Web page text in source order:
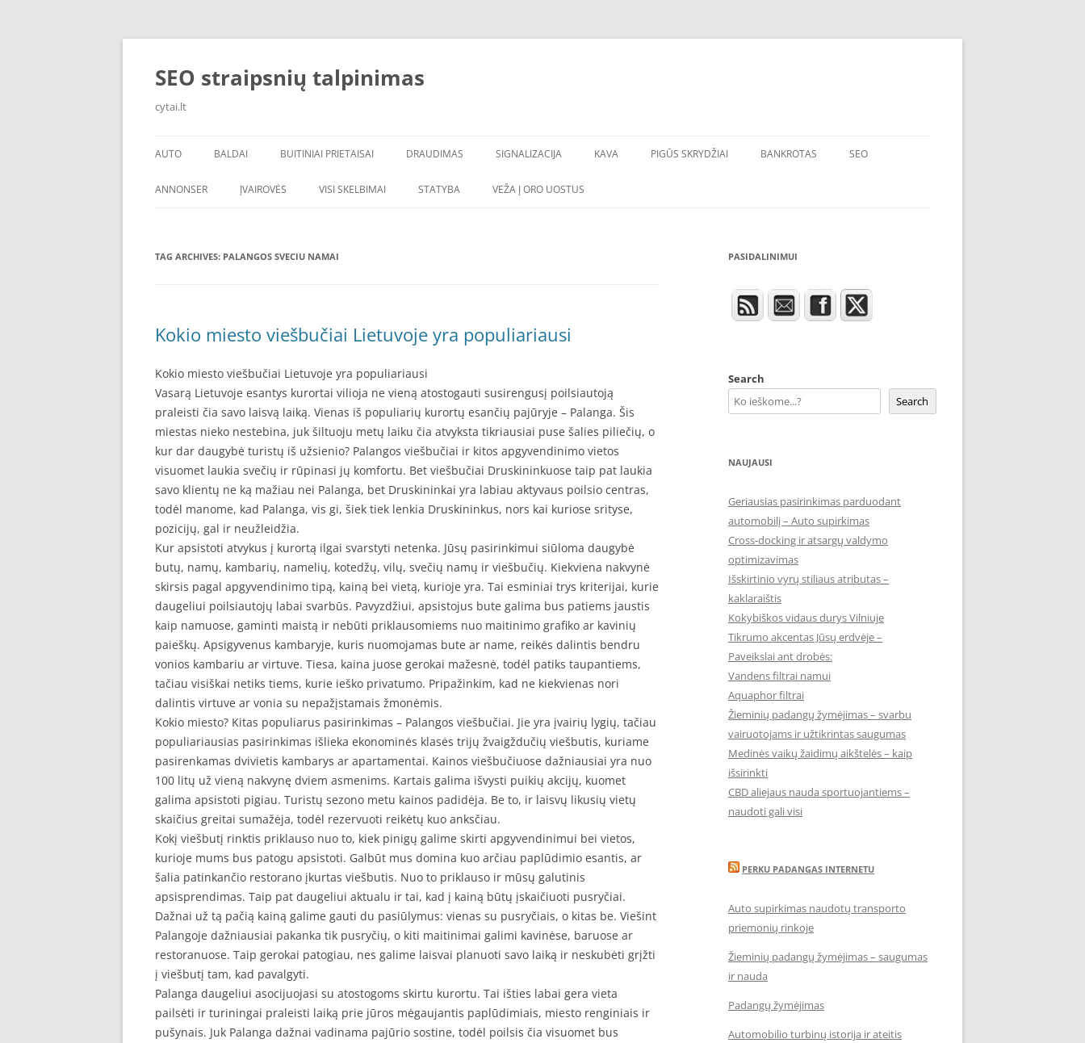
Skip
SEO straipsnių talpinimas
cytai.lt
AUTO
PADANGOS
BALDAI BUITINIAI PRIETAISAI DRAUDIMAS SIGNALIZACIJA KAVA PIGŪS SKRYDŽIAI BANKROTAS SEO
ANNONSER ĮVAIROVĖS VISI SKELBIMAI STATYBA VEŽA Į ORO UOSTUS
TAG ARCHIVES: PALANGOS SVECIU NAMAI
Kokio miesto viešbučiai Lietuvoje yra populiariausi
Kokio miesto viešbučiai Lietuvoje yra populiariausi
Vasarą Lietuvoje esantys kurortai vilioja ne vieną atostogauti susirengusį poilsiautoją
praleisti čia savo laisvą laiką. Vienas iš populiarių kurortų esančių pajūryje – Palanga. Šis
miestas nieko nestebina, juk šiltuoju metų laiku čia atvyksta tikriausiai puse šalies piliečių, o
kur dar daugybė turistų iš užsienio? Palangos viešbučiai ir kitos apgyvendinimo vietos
visuomet laukia svečių ir rūpinasi jų komfortu. Bet viešbučiai Druskininkuose taip pat laukia
savo klientų ne ką mažiau nei Palanga, bet Druskininkai yra labiau aktyvaus poilsio centras,
todėl manome, kad Palanga, vis gi, šiek tiek lenkia Druskininkus, nors kai kuriose srityse,
pozicijų, gal ir neužleidžia.
Kur apsistoti atvykus į kurortą ilgai svarstyti netenka. Jūsų pasirinkimui siūloma daugybė
butų, namų, kambarių, namelių, kotedžų, vilų, svečių namų ir viešbučių. Kiekviena nakvynė
skirsis pagal apgyvendinimo tipą, kainą bei vietą, kurioje yra. Tai esminiai trys kriterijai, kurie
daugeliui poilsiautojų labai svarbūs. Pavyzdžiui, apsistojus bute galima bus patiems jaustis
kaip namuose, gaminti maistą ir nebūti priklausomiems nuo maitinimo grafiko ar kavinių
paieškų. Apsigyvenus kambaryje, kuris nuomojamas bute ar name, reikės dalintis bendru
vonios kambariu ar virtuve. Tiesa, kaina juose gerokai mažesnė, todėl patiks taupantiems,
tačiau visiškai netiks tiems, kurie ieško privatumo. Pripažinkim, kad ne kiekvienas nori
dalintis virtuve ar vonia su nepažįstamais žmonėmis.
Kokio miesto? Kitas populiarus pasirinkimas – Palangos viešbučiai. Jie yra įvairių lygių, tačiau
populiariausias pasirinkimas išlieka ekonominės klasės trijų žvaigždučių viešbutis, kuriame
pasirenkamas dvivietis kambarys ar apartamentai. Kainos viešbučiuose dažniausiai yra nuo
100 litų už vieną nakvynę dviem asmenims. Kartais galima išvysti puikių akcijų, kuomet
galima apsistoti pigiau. Turistų sezono metu kainos padidėja. Be to, ir laisvų likusių vietų
skaičius greitai sumažėja, todėl rezervuoti reikėtų kuo anksčiau.
Kokį viešbutį rinktis priklauso nuo to, kiek pinigų galime skirti apgyvendinimui bei vietos,
kurioje mums bus patogu apsistoti. Galbūt mus domina kuo arčiau paplūdimio esantis, ar
šalia patinkančio restorano įkurtas viešbutis. Nuo to priklauso ir mūsų galutinis
apsisprendimas. Taip pat daugeliui aktualu ir tai, kad į kainą būtų įskaičiuoti pusryčiai.
Dažnai už tą pačią kainą galime gauti du pasiūlymus: vienas su pusryčiais, o kitas be. Viešint
Palangoje dažniausiai pakanka tik pusryčių, o kiti maitinimai galimi kavinėse, baruose ar
restoranuose. Taip gerokai patogiau, nes galime laisvai planuoti savo laiką ir neskubėti grįžti
į viešbutį tam, kad pavalgyti.
Palanga daugeliui asocijuojasi su atostogoms skirtu kurortu. Tai išties labai gera vieta
pailsėti ir turiningai praleisti laiką prie jūros mėgaujantis paplūdimiais, miesto renginiais ir
pušynais. Juk Palanga dažnai vadinama pajūrio sostine, todėl poilsis čia visuomet bus
PASIDALINIMUI
Search
Search
NAUJAUSI
Geriausias pasirinkimas parduodant
automobilį – Auto supirkimas
Cross-docking ir atsargų valdymo
optimizavimas
Išskirtinio vyrų stiliaus atributas –
kaklaraištis
Kokybiškos vidaus durys Vilniuje
Tikrumo akcentas Jūsų erdvėje –
Paveikslai ant drobės:
Vandens filtrai namui
Aquaphor filtrai
Žieminių padangų žymėjimas – svarbu
vairuotojams ir užtikrintas saugumas
Medinės vaikų žaidimų aikštelės – kaip
išsirinkti
CBD aliejaus nauda sportuojantiems –
naudoti gali visi
PERKU PADANGAS INTERNETU
Auto supirkimas naudotų transporto
priemonių rinkoje
Žieminių padangų žymėjimas – saugumas
ir nauda
Padangų žymėjimas
Automobilio turbinų istorija ir ateitis